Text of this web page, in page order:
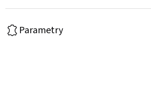
Parametry